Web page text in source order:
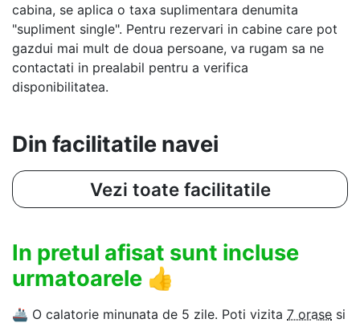
cabina, se aplica o taxa suplimentara denumita
"supliment single". Pentru rezervari in cabine care pot
gazdui mai mult de doua persoane, va rugam sa ne
contactati in prealabil pentru a verifica
disponibilitatea.
Din facilitatile navei
Vezi toate facilitatile
In pretul afisat sunt incluse
urmatoarele 👍
🚢 O calatorie minunata de 5 zile. Poti vizita 7 orase si